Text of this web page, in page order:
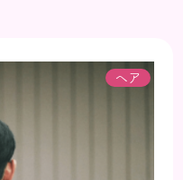
ヘア